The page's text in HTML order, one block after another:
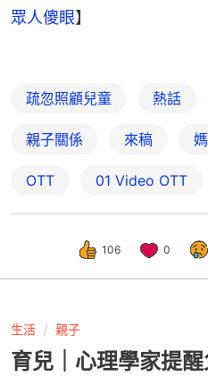
眾人傻眼】
疏忽照顧兒童 熱話
親子關係 來稿
OTT 01‌ ‌Video‌ ‌OTT
106 0
生活 親子
育兒｜心理學家提